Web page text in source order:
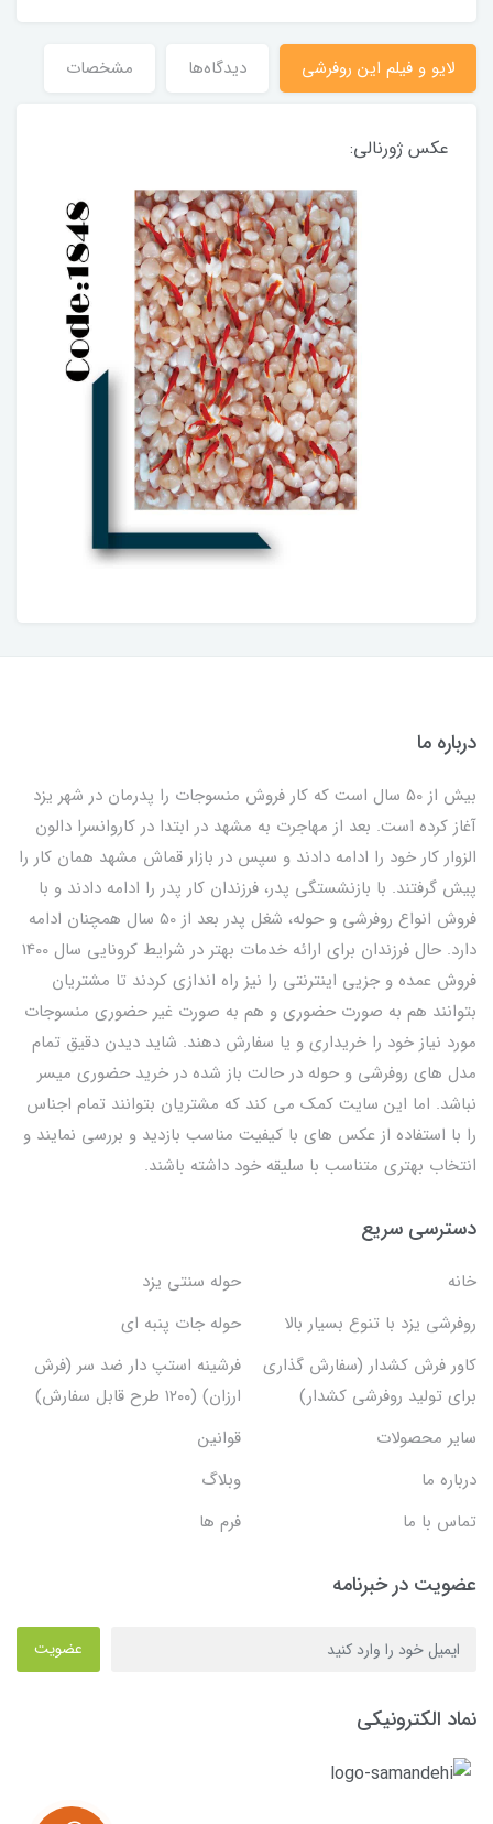
لایو و فیلم این روفرشی دیدگاه‌ها مشخصات
عکس ژورنالی:
درباره ما
بیش از 50 سال است که کار فروش منسوجات را پدرمان در شهر یزد
آغاز کرده است. بعد از مهاجرت به مشهد در ابتدا در کاروانسرا دالون
الزوار کار خود را ادامه دادند و سپس در بازار قماش مشهد همان کار را
پیش گرفتند. با بازنشستگی پدر، فرزندان کار پدر را ادامه دادند و با
فروش انواع روفرشی و حوله، شغل پدر بعد از 50 سال همچنان ادامه
دارد. حال فرزندان برای ارائه خدمات بهتر در شرایط کرونایی سال 1400
فروش عمده و جزیی اینترنتی را نیز راه اندازی کردند تا مشتریان
بتوانند هم به صورت حضوری و هم به صورت غیر حضوری منسوجات
مورد نیاز خود را خریداری و یا سفارش دهند. شاید دیدن دقیق تمام
مدل های روفرشی و حوله در حالت باز شده در خرید حضوری میسر
نباشد. اما این سایت کمک می کند که مشتریان بتوانند تمام اجناس
را با استفاده از عکس های با کیفیت مناسب بازدید و بررسی نمایند و
انتخاب بهتری متناسب با سلیقه خود داشته باشند.
دسترسی سریع
خانه
حوله سنتی یزد
روفرشی یزد با تنوع بسیار بالا
حوله جات پنبه ای
کاور فرش کشدار (سفارش گذاری
برای تولید روفرشی کشدار)
فرشینه استپ دار ضد سر (فرش
ارزان) (۱۲۰۰ طرح قابل سفارش)
سایر محصولات
قوانین
درباره ما
وبلاگ
تماس با ما
فرم ها
عضویت در خبرنامه
عضویت
نماد الکترونیکی